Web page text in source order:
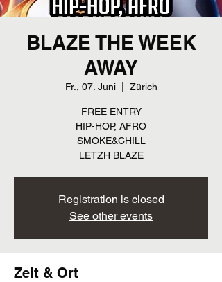
BLAZE THE WEEK
AWAY
Fr., 07. Juni
  |
Zürich
FREE ENTRY
HIP-HOP, AFRO
SMOKE&CHILL
LETZH BLAZE
Registration is closed
See other events
Zeit & Ort